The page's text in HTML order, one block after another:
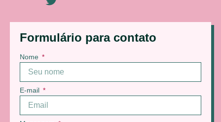
Formulário para contato
Nome
E-mail